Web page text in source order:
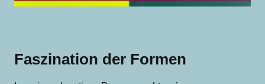
Faszination der Formen